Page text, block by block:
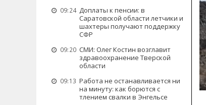
09:24 Доплаты к пенсии: в
Саратовской области летчики и
шахтеры получают поддержку
СФР
09:20 СМИ: Олег Костин возглавит
здравоохранение Тверской
области
09:13 Работа не останавливается ни
на минуту: как борются с
тлением свалки в Энгельсе